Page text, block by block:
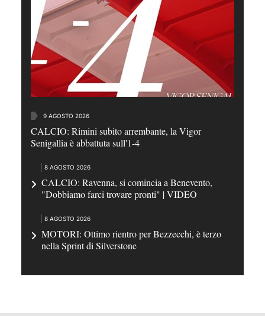
9 AGOSTO 2026
CALCIO: Rimini subito arrembante, la Vigor
Senigallia è abbattuta sull'1-4
8 AGOSTO 2026
CALCIO: Ravenna, si comincia a Benevento,
"Dobbiamo farci trovare pronti" | VIDEO
8 AGOSTO 2026
MOTORI: Ottimo rientro per Bezzecchi, è terzo
nella Sprint di Silverstone